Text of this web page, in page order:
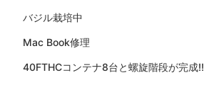
バジル栽培中
Mac Book修理
40FTHCコンテナ8台と螺旋階段が完成!!